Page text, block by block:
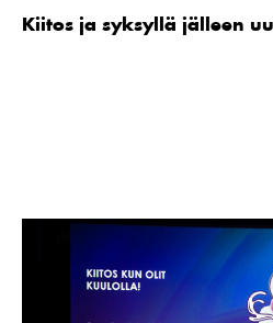
Kiitos ja syksyllä jälleen